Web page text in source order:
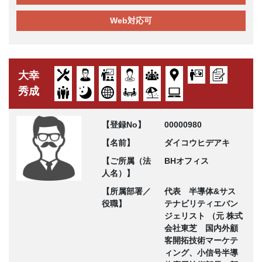
Web対応可
大幸
秀成
【登録No】
00000980
【名前】
ダイコウヒデアキ
【ご所属（法
人名）】
BHオフィス
【所属部署／
役職】
代表 半導体&サス
テナビリティエバン
ジェリスト （元 株式
会社東芝 国内外顧
客開拓技術マーケテ
ィング、小信号半導